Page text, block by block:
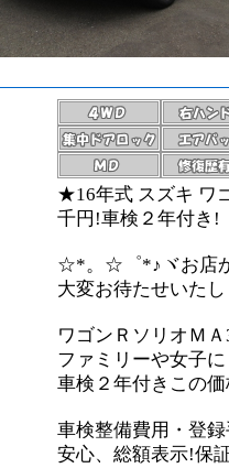
★16年式 スズキ ワ
千円!車検２年付き!
☆*。☆゜*♪ヾお店
大変お待たせいた
ワゴンＲソリオＭ
ファミリーや女子
車検２年付きこの
車検整備費用・登
安心、総額表示!保